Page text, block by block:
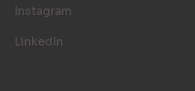
Instagram
LinkedIn